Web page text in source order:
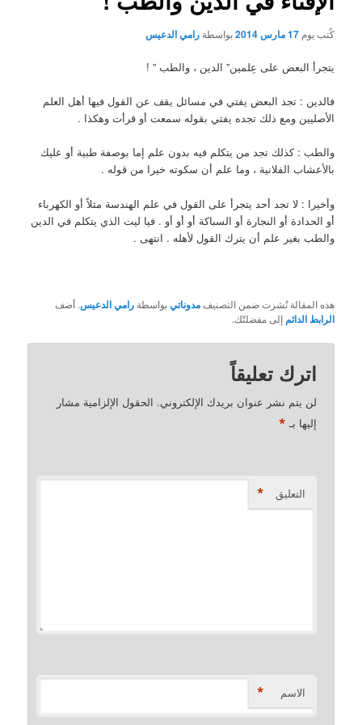
كُتب يوم17 مارس 2014 بواسطةرامي الدعيس
يتجرأ البعض على عِلمين” الدين ، والطب ” !
فالدين : تجد البعض يفتي في مسائل يقف عن القول فيها أهل العلم
الأصليين ومع ذلك تجده يفتي بقوله سمعت أو قرأت وهكذا .
والطب : كذلك تجد من يتكلم فيه بدون علم إما بوصفة طبية أو عليك
بالأعشاب الفلانية ، وما علم أن سكوته خيرا من قوله .
وأخيرا : لا تجد أحد يتجرأ على القول في علم الهندسة مثلاً أو الكهرباء
أو الحدادة أو النجارة أو السباكة أو أو أو . فيا ليت الذي يتكلم في الدين
والطب بغير علم أن يترك القول لأهله . انتهى .
هذه المقالة نُشرت ضمن التصنيفمدوناتيبواسطةرامي الدعيس. أضف
الرابط الدائم إلى مفضلتّك.
اترك تعليقاً
لن يتم نشر عنوان بريدك الإلكتروني. الحقول الإلزامية مشار
إليها بـ *
التعليق *
الاسم *